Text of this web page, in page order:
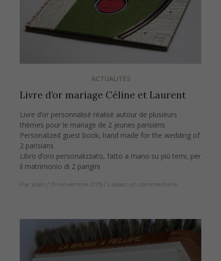
ACTUALITÉS
Livre d’or mariage Céline et Laurent
Livre d’or personnalisé réalisé autour de plusieurs
thèmes pour le mariage de 2 jeunes parisiens
Personalized guest book, hand made for the wedding of
2 parisians
Libro d’oro personalizzato, fatto a mano su più temi, per
il matrimonio di 2 parigini
Par alain 29 novembre 2015 Laissez un commentaire